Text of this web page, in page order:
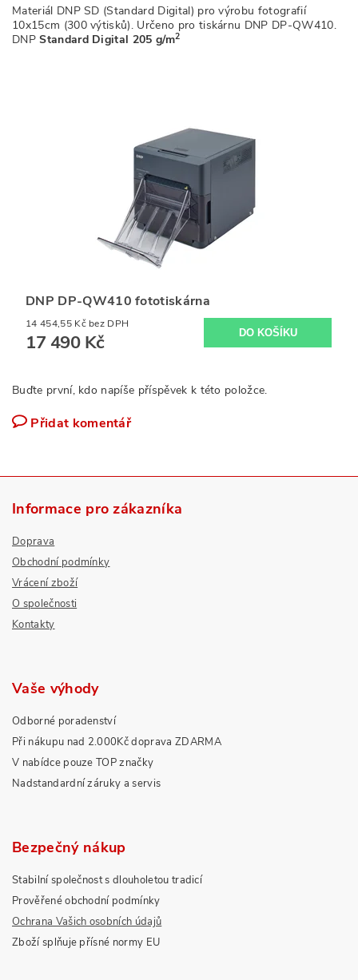
Materiál DNP SD (Standard Digital) pro výrobu fotografií
10x15cm (300 výtisků). Určeno pro tiskárnu DNP DP-QW410.
DNPStandard Digital 205 g/m2
DNP DP-QW410 fototiskárna
14 454,55 Kč bez DPH
17 490 Kč
Buďte první, kdo napíše příspěvek k této položce.
Přidat komentář
Informace pro zákazníka
Doprava
Obchodní podmínky
Vrácení zboží
O společnosti
Kontakty
Vaše výhody
Odborné poradenství
Při nákupu nad 2.000Kč doprava ZDARMA
V nabídce pouze TOP značky
Nadstandardní záruky a servis
Bezpečný nákup
Stabilní společnost s dlouholetou tradicí
Prověřené obchodní podmínky
Ochrana Vašich osobních údajů
Zboží splňuje přísné normy EU